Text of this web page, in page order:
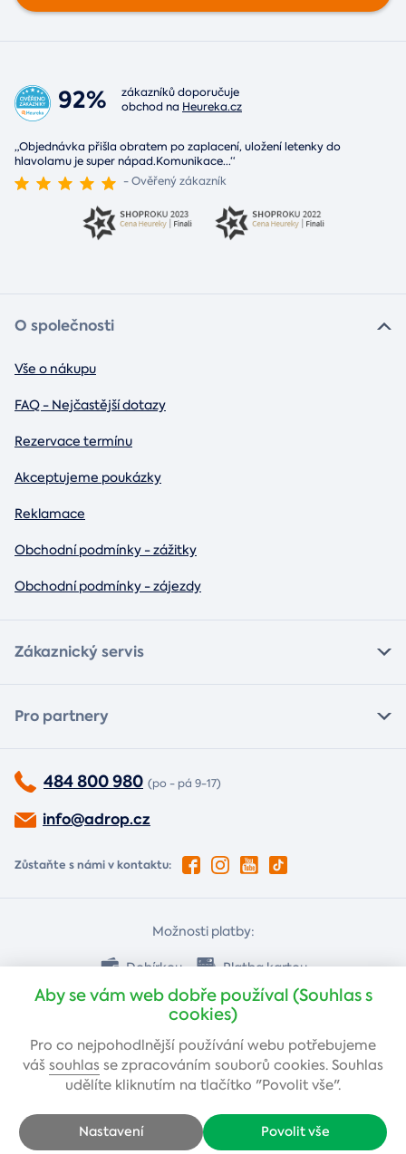
92%
zákazníků doporučuje
obchod na Heureka.cz
„Objednávka přišla obratem po zaplacení, uložení letenky do
hlavolamu je super nápad.Komunikace...“
- Ověřený zákazník
O společnosti
Vše o nákupu
FAQ - Nejčastější dotazy
Rezervace termínu
Akceptujeme poukázky
Reklamace
Obchodní podmínky - zážitky
Obchodní podmínky - zájezdy
Zákaznický servis
Pro partnery
484 800 980 (po - pá 9-17)
info@adrop.cz
Zůstaňte s námi v kontaktu:
Možnosti platby:
Dobírkou Platba kartou
Bankovním převodem
Copyright © 2005-2026 Adrop s.r.o - Všechna práva vyhrazena
Aby se vám web dobře používal (Souhlas s
cookies)
Pro co nejpohodlnější používání webu potřebujeme
váš souhlas se zpracováním souborů cookies. Souhlas
udělíte kliknutím na tlačítko "Povolit vše".
Povolit vše
Nastavení